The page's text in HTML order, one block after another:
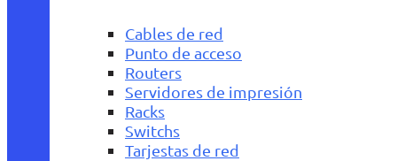
Cables de red
Punto de acceso
Routers
Servidores de impresión
Racks
Switchs
Tarjestas de red